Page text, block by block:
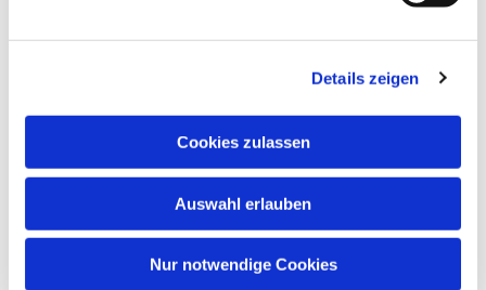
Details zeigen
Cookies zulassen
Auswahl erlauben
Nur notwendige Cookies